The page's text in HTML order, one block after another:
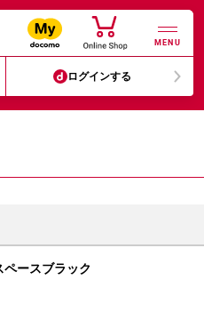
MENU
ログインする
ースブラック